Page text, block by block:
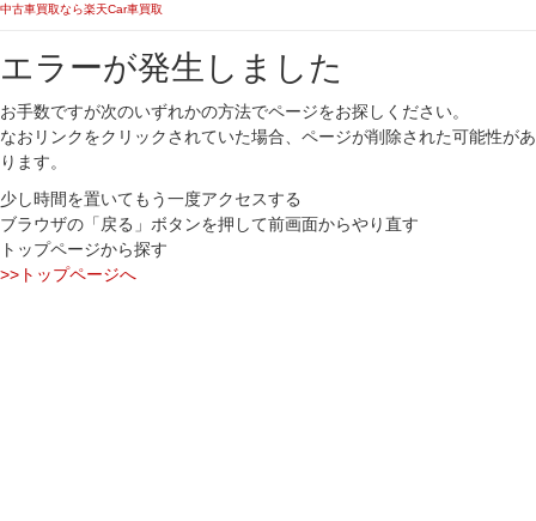
中古車買取なら楽天Car車買取
エラーが発生しました
お手数ですが次のいずれかの方法でページをお探しください。
なおリンクをクリックされていた場合、ページが削除された可能性があ
ります。
少し時間を置いてもう一度アクセスする
ブラウザの「戻る」ボタンを押して前画面からやり直す
トップページから探す
>>トップページへ